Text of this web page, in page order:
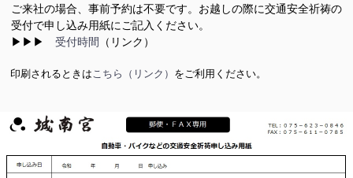
ご来社の場合、事前予約は不要です。お越しの際に交通安全祈祷の
受付で申し込み用紙にご記入ください。
▶▶▶ 受付時間 （リンク）
印刷されるときはこちら（リンク） をご利用ください。